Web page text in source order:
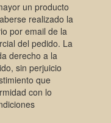
un producto
realizado la
por email de la
del pedido. La
derecho a la
sin perjuicio
que
con lo